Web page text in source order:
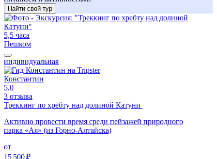
Найти свой тур
5,5 часа
Пешком
индивидуальная
Константин
5,0
3 отзыва
Треккинг по хребту над долиной Катуни
Активно провести время среди пейзажей природного
парка «Ая» (из Горно-Алтайска)
от
15 500 ₽